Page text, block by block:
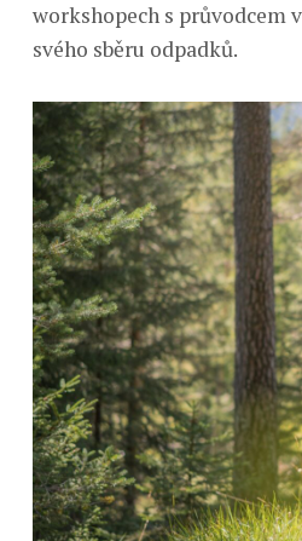
workshopech s průvodcem
svého sběru odpadků.